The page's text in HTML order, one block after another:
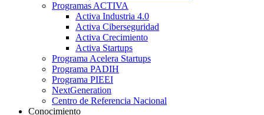
Programas ACTIVA
Activa Industria 4.0
Activa Ciberseguridad
Activa Crecimiento
Activa Startups
Programa Acelera Startups
Programa PADIH
Programa PIEEI
NextGeneration
Centro de Referencia Nacional
Conocimiento